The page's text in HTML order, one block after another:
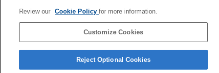
Página de selección de idioma
4-730-254-36(1)
Review our Cookie Policyfor more information.
Customize Cookies
Reject Optional Cookies